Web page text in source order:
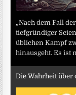
„Nach dem Fall
tiefgründiger
üblichen Kampf
hinausgeht. Es ist
Die Wahrheit über